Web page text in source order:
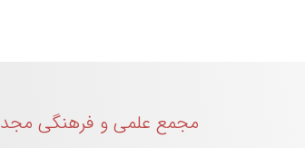
مجمع علمی و فرهنگی مجد